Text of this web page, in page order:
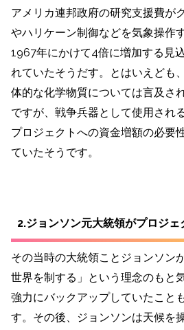
アメリカ連邦政府の研究支援費が
やハリケーン制御などを気象操作
1967年にかけて4倍に増加する見
れていたそうだす。とはいえども
体的な化学物質については言及さ
ですが、戦争兵器として使用され
プロジェクトへの資金増額の必要
ていたそうです。
2.ジョンソン元大統領がプロジェ
その当時の大統領ことジョンソン
世界を制する」という理念のもと
強力にバックアップしていたこと
す。その後、ジョンソンは天候を